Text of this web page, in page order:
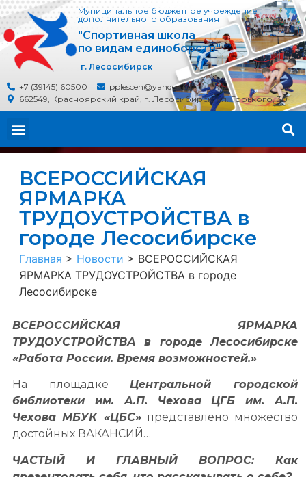
Муниципальное бюджетное учреждение
дополнительного образования
"Спортивная школа
по видам единоборств"
г. Лесосибирск
+7 (39145) 60500
pplescen@yandex.ru
662549, Красноярский край, г. Лесосибирск, ул. Горького, 30
ВСЕРОССИЙСКАЯ
ЯРМАРКА
ТРУДОУСТРОЙСТВА в
городе Лесосибирске
Главная > Новости > ВСЕРОССИЙСКАЯ
ЯРМАРКА ТРУДОУСТРОЙСТВА в городе
Лесосибирске
ВСЕРОССИЙСКАЯ ЯРМАРКА
ТРУДОУСТРОЙСТВА в городе Лесосибирске
«Работа России. Время возможностей.»
На площадкеЦентральной городской
библиотеки им. А.П. Чехова ЦГБ им. А.П.
Чехова МБУК «ЦБС»представлено множество
достойных ВАКАНСИЙ…
ЧАСТЫЙ И ГЛАВНЫЙ ВОПРОС: Как